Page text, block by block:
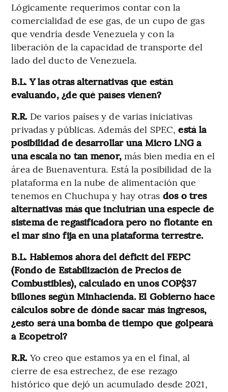
Lógicamente requerimos contar con la
comercialidad de ese gas, de un cupo de gas
que vendría desde Venezuela y con la
liberación de la capacidad de transporte del
lado del ducto de Venezuela.
B.L. Y las otras alternativas que están
evaluando, ¿de qué países vienen?
R.R. De varios países y de varias iniciativas
privadas y públicas. Además del SPEC, está la
posibilidad de desarrollar una Micro LNG a
una escala no tan menor, más bien media en el
área de Buenaventura. Está la posibilidad de la
plataforma en la nube de alimentación que
tenemos en Chuchupa y hay otras dos o tres
alternativas más que incluirían una especie de
sistema de regasificadora pero no flotante en
el mar sino fija en una plataforma terrestre.
B.L. Hablemos ahora del déficit del FEPC
(Fondo de Estabilización de Precios de
Combustibles), calculado en unos COP$37
billones según Minhacienda. El Gobierno hace
cálculos sobre de dónde sacar más ingresos,
¿esto será una bomba de tiempo que golpeará
a Ecopetrol?
R.R. Yo creo que estamos ya en el final, al
cierre de esa estrechez, de ese rezago
histórico que dejó un acumulado desde 2021,